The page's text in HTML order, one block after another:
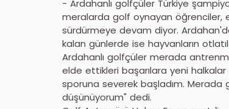
- Ardahanlı golfçüler Türkiye
meralarda golf oynayan öğrenciler,
sürdürmeye devam diyor.
kalan günlerde ise hayvanların
Ardahanlı golfçüler merada
elde ettikleri başarılara yeni halkalar
sporuna severek başladım. Merada
düşünüyorum" dedi.